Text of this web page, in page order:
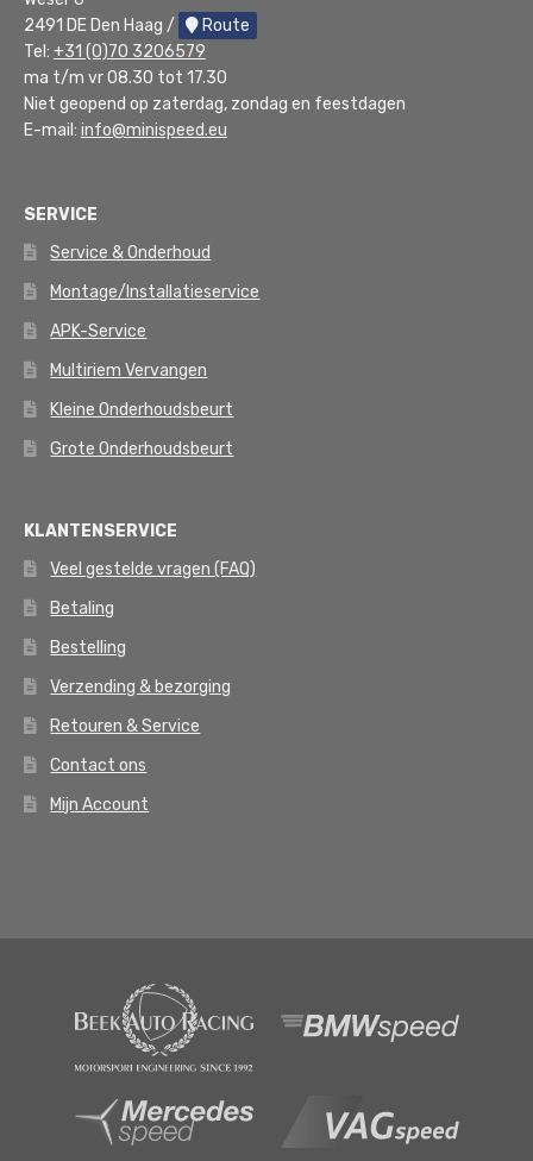
2491 DE Den Haag /
Route
Tel: +31 (0)70 3206579
ma t/m vr 08.30 tot 17.30
Niet geopend op zaterdag, zondag en feestdagen
E-mail: info@minispeed.eu
SERVICE
Service & Onderhoud
Montage/Installatieservice
APK-Service
Multiriem Vervangen
Kleine Onderhoudsbeurt
Grote Onderhoudsbeurt
KLANTENSERVICE
Veel gestelde vragen (FAQ)
Betaling
Bestelling
Verzending & bezorging
Retouren & Service
Contact ons
Mijn Account